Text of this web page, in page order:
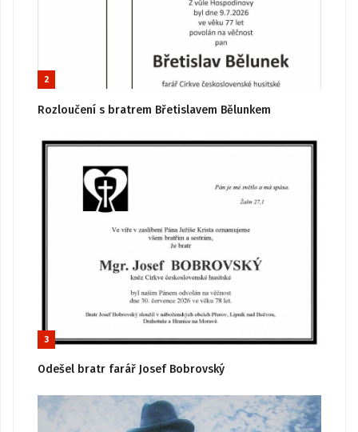
2
Rozloučení s bratrem Břetislavem Bělunkem
3
Odešel bratr farář Josef Bobrovský